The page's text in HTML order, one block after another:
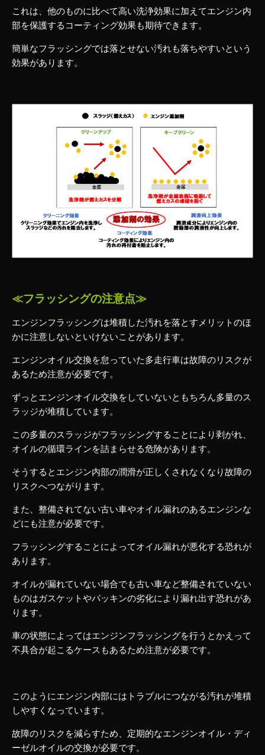
これは、他のものに比べて高い洗浄効果に加えてエンジン内
部を保護するコーティング効果も期待できます。
簡単なフラッシングでは落とせない汚れも落ちやすいという
効果があります。
≪フラッシングの注意点≫
エンジンフラッシングは堆積した汚れを落とすメリットのほ
かに注意しないといけないことがあります。
エンジンオイル交換を怠っていた多走行車は故障のリスクが
あるため注意が必要です。
ずっとエンジンオイル交換をしていないともちろん多量のス
ラッジが堆積しています。
この多量のスラッジがフラッシングすることにより剥がれ、
オイルの循環ラインを詰まらせる危険があります。
そうするとエンジン内部の潤滑が正しくされなくなり故障の
リスクへつながります。
また、整備されてない古い車やオイル漏れのあるエンジンな
どにも注意が必要です。
フラッシングすることによってオイル漏れが悪化する恐れが
あります。
オイルが漏れていない場合でも古い車など整備されていない
ものはガスケットやパッキンの劣化により漏れ出す恐れがあ
ります。
車の状態によってはエンジンフラッシングを行うとかえって
不具合が起こるケースもあるため注意が必要です。
このようにエンジン内部にはトラブルにつながる汚れが堆積
しやすくなっています。
故障のリスクを減らすため、定期的なエンジンオイル・ディ
ーゼルオイルの交換が必要です。